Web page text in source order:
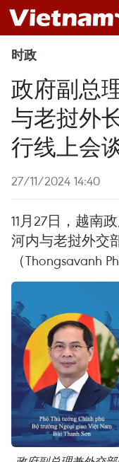
时政
政府副总
与老挝外
行线上会
27/11/2024 14:40
11月27日，越南
河内与老挝外交
（Thongsavanh